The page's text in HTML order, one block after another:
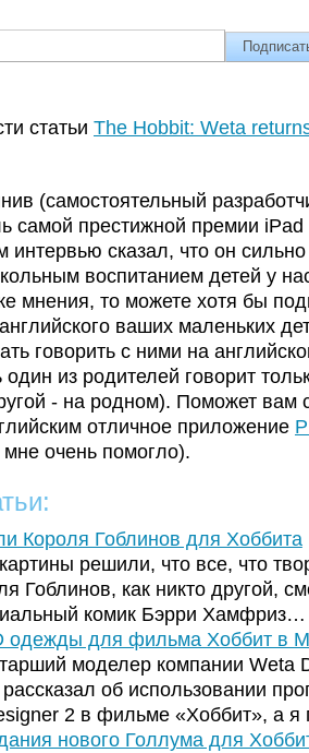
статьи The Hobbit: Weta
(самостоятельный
самой престижной премии
интервью сказал, что он сильно
воспитанием детей у
мнения, то можете хотя бы
ваших маленьких
говорить с ними на
из родителей говорит
- на родном). Поможет вам
отличное приложение
мне очень помогло).
Короля Гоблинов для Хоббита
решили, что все, что
Гоблинов, как никто другой,
комик Бэрри Хамфриз…
одежды для фильма Хоббит в
моделер компании Weta
об использовании
2 в фильме «Хоббит», а
нового Голлума для